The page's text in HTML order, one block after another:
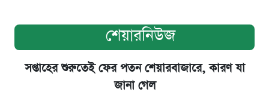
শেয়ারনিউজ
সপ্তাহের শুরুতেই ফের পতন শেয়ারবাজারে, কারণ যা
জানা গেল